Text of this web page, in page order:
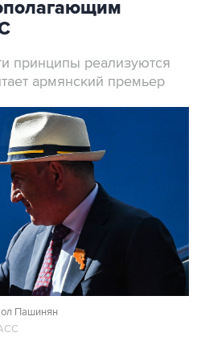
принципы реализуются
армянский премьер
Пашинян